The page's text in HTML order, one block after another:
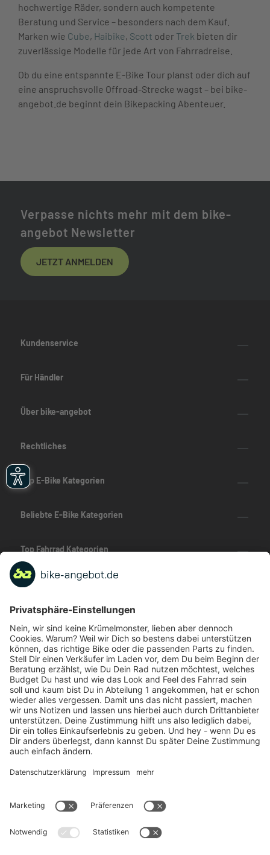
hochwertige Räder, sondern auch kompetente
Beratung und Service – besonders nach dem Kauf.
Marken wie Cube, Haibike, Scott oder Trek bieten dir
zuverlässige Modelle für jede Art von Fahrradreise.
Ob du eine entspannte E-Bike Tour planst oder dich auf
eine anspruchsvolle Offroad-Strecke wagst – bei bike-
angebot.de beginnt dein Bikepacking Abenteuer.
Verpasse nichts mehr mit dem bike-
angebot Newsletter
JETZT ANMELDEN
Kundenservice
Für Händler
Über bike-angebot
Rechtliches
Top E-Bike Kategorien
Beliebte E-Bike Kategorien
Top Fahrrad Kategorien
Beliebte Fahrrad-Kategorien
Marken-Highlights
TOP-Marken
ZAHLUNGSARTEN / RATENKAUF
FÜR ARBEITGEBER & ARBEITNEHMER